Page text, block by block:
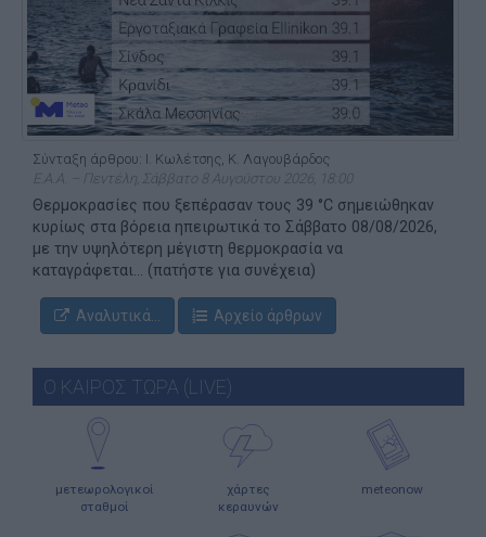
Σύνταξη άρθρου: Ι. Κωλέτσης, Κ. Λαγουβάρδος
Ε.Α.Α. – Πεντέλη, Σάββατο 8 Αυγούστου 2026, 18:00
Θερμοκρασίες που ξεπέρασαν τους 39 °C σημειώθηκαν
κυρίως στα βόρεια ηπειρωτικά το Σάββατο 08/08/2026,
με την υψηλότερη μέγιστη θερμοκρασία να
καταγράφεται... (πατήστε για συνέχεια)
Αναλυτικά... Αρχείο άρθρων
Ο ΚΑΙΡΟΣ ΤΩΡΑ (LIVE)
μετεωρολογικοί
σταθμοί
χάρτες
κεραυνών
meteonow